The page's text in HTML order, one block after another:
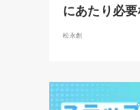
にあたり必
松永創